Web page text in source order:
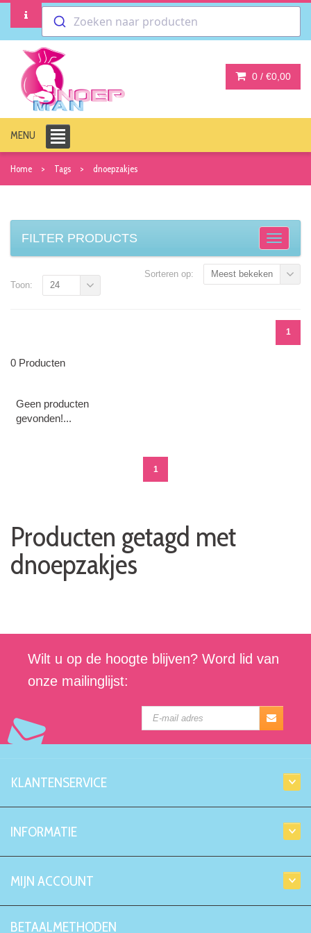
Zoeken naar producten
0 / €0,00
MENU
Home Tags dnoepzakjes
FILTER PRODUCTS
Sorteren op: Meest bekeken
1
Toon: 24
0 Producten
Geen producten
gevonden!...
1
Producten getagd met
dnoepzakjes
Wilt u op de hoogte blijven? Word lid van
onze mailinglijst:
KLANTENSERVICE
INFORMATIE
MIJN ACCOUNT
BETAALMETHODEN